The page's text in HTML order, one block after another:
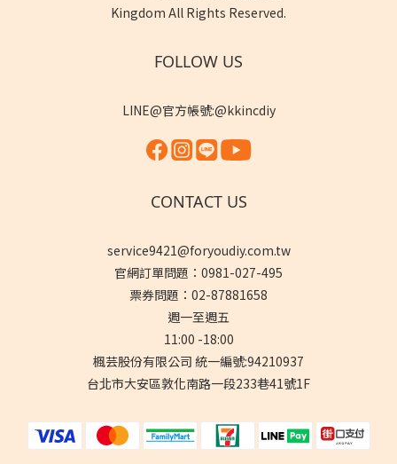
Kingdom All Rights Reserved.
FOLLOW US
LINE@官方帳號:@kkincdiy
CONTACT US
service9421@foryoudiy.com.tw
官網訂單問題：0981-027-495
票券問題：02-87881658
週一至週五
11:00 -18:00
楓芸股份有限公司 統一編號:94210937
台北市大安區敦化南路一段233巷41號1F